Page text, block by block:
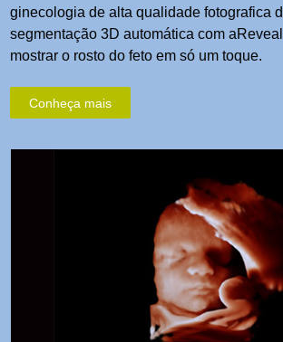
ginecologia de alta qualidade fotografica
segmentação 3D automática com
mostrar o rosto do feto em só um toque.
Conheça mais